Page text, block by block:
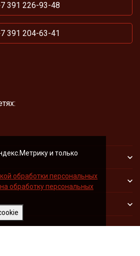
и только
обработки персональных
обработку персональных
391 226-93-48
391 204-63-41